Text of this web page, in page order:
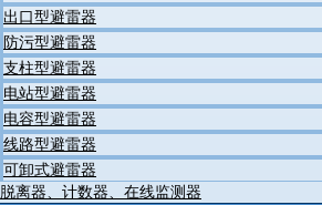
出口型避雷器
防污型避雷器
支柱型避雷器
电站型避雷器
电容型避雷器
线路型避雷器
可卸式避雷器
脱离器、计数器、在线监测器